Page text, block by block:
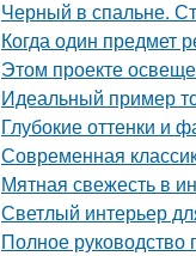
Черный в спальне.
Когда один предмет
Этом проекте
Идеальный пример
Глубокие оттенки и
Современная
Мятная свежесть в
Светлый интерьер
Полное руководство